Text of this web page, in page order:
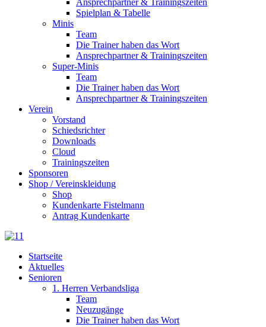
Ansprechpartner & Trainingszeiten
Spielplan & Tabelle
Minis
Team
Die Trainer haben das Wort
Ansprechpartner & Trainingszeiten
Super-Minis
Team
Die Trainer haben das Wort
Ansprechpartner & Trainingszeiten
Verein
Vorstand
Schiedsrichter
Downloads
Cloud
Trainingszeiten
Sponsoren
Shop / Vereinskleidung
Shop
Kundenkarte Fistelmann
Antrag Kundenkarte
Startseite
Aktuelles
Senioren
1. Herren Verbandsliga
Team
Neuzugänge
Die Trainer haben das Wort